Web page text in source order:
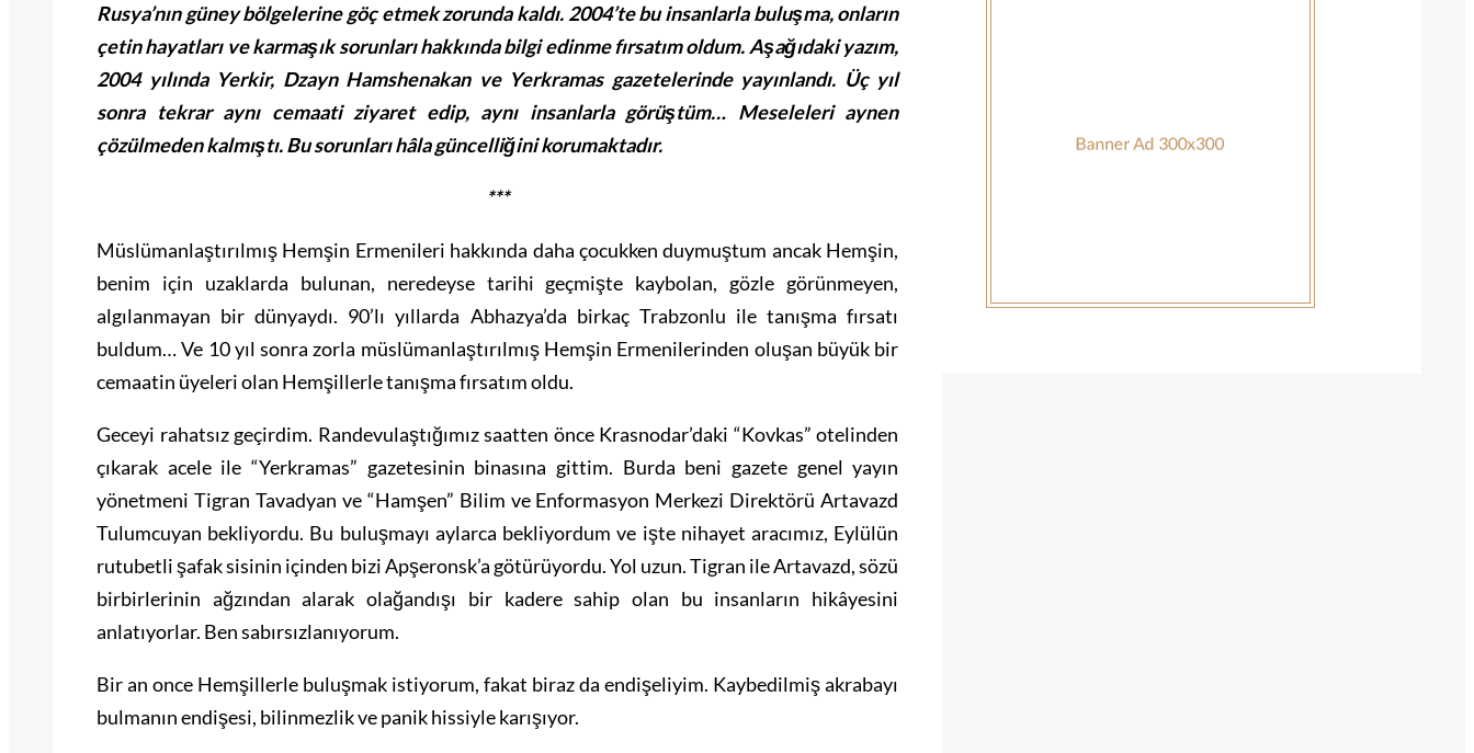
Rusya’nın güney bölgelerine göçetmek zorunda kaldı. 2004’te bu insanlarla buluşma, onların
çetin hayatları ve karmaşık sorunları hakkında bilgi edinme fırsatım oldum. Aşağıdaki yazım,
2004 yılında Yerkir, Dzayn Hamshenakan ve Yerkramas gazetelerinde yayınlandı. Üçyıl
sonra tekrar aynı cemaati ziyaret edip, aynı insanlarla görüştüm… Meseleleri aynen
çözülmeden kalmıştı. Bu sorunları hâla güncelliğini korumaktadır.
***
Müslümanlaştırılmış Hemşin Ermenileri hakkında daha çocukken duymuştum ancak Hemşin,
benim için uzaklarda bulunan, neredeyse tarihi geçmişte kaybolan, gözle görünmeyen,
algılanmayan bir dünyaydı. 90’lı yıllarda Abhazya’da birkaç Trabzonlu ile tanışma fırsatı
buldum… Ve 10 yıl sonra zorla müslümanlaştırılmış Hemşin Ermenilerinden oluşan büyük bir
cemaatin üyeleri olan Hemşillerle tanışma fırsatım oldu.
Geceyi rahatsız geçirdim. Randevulaştığımız saatten önce Krasnodar’daki “Kovkas” otelinden
çıkarak acele ile “Yerkramas” gazetesinin binasına gittim. Burda beni gazete genel yayın
yönetmeni Tigran Tavadyan ve “Hamşen” Bilim ve Enformasyon Merkezi Direktörü Artavazd
Tulumcuyan bekliyordu. Bu buluşmayı aylarca bekliyordum ve işte nihayet aracımız, Eylülün
rutubetli şafak sisinin içinden bizi Apşeronsk’a götürüyordu. Yol uzun. Tigran ile Artavazd, sözü
birbirlerinin ağzından alarak olağandışı bir kadere sahip olan bu insanların hikâyesini
anlatıyorlar. Ben sabırsızlanıyorum.
Bir an once Hemşillerle buluşmak istiyorum, fakat biraz da endişeliyim. Kaybedilmiş akrabayı
bulmanın endişesi, bilinmezlik ve panik hissiyle karışıyor.